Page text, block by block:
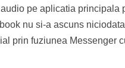
pe aplicatia principala
nu si-a ascuns
prin fuziunea Messenger